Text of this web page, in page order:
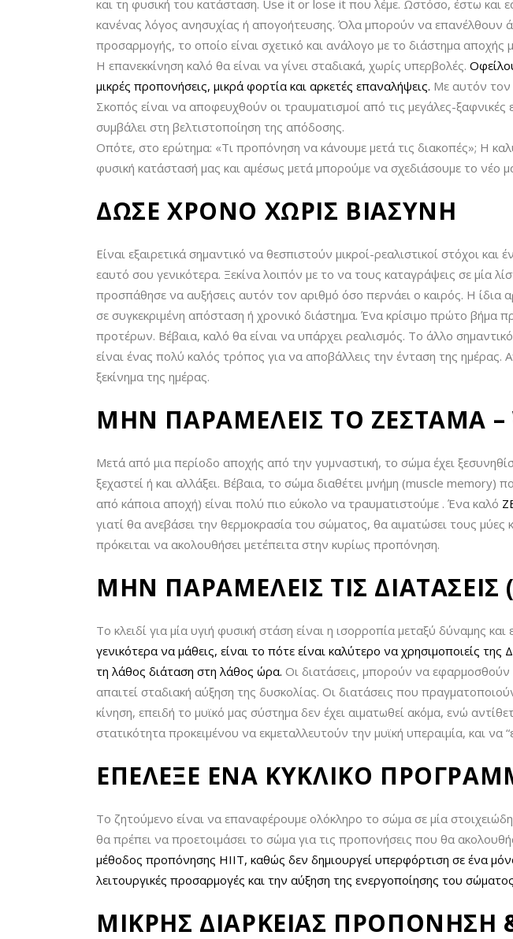
και τη φυσική του κατάσταση. Use it or lose it που λέμε. Ωστόσο, έστω και
κανένας λόγος ανησυχίας ή απογοήτευσης. Όλα μπορούν να επανέλθουν
προσαρμογής, το οποίο είναι σχετικό και ανάλογο με το διάστημα αποχής
Η επανεκκίνηση καλό θα είναι να γίνει σταδιακά, χωρίς υπερβολές.
μικρές προπονήσεις, μικρά φορτία και αρκετές επαναλήψεις. Με αυτόν τον
Σκοπός είναι να αποφευχθούν οι τραυματισμοί από τις μεγάλες-
συμβάλει στη βελτιστοποίηση της απόδοσης.
Οπότε, στο ερώτημα: «Τι προπόνηση να κάνουμε μετά τις διακοπές»; Η
φυσική κατάστασή μας και αμέσως μετά μπορούμε να σχεδιάσουμε το νέο
ΔΩΣΕ ΧΡΟΝΟ ΧΩΡΙΣ ΒΙΑΣΥΝΗ
Είναι εξαιρετικά σημαντικό να θεσπιστούν μικροί-ρεαλιστικοί στόχοι
εαυτό σου γενικότερα. Ξεκίνα λοιπόν με το να τους καταγράψεις σε μία
προσπάθησε να αυξήσεις αυτόν τον αριθμό όσο περνάει ο καιρός. Η ίδια
σε συγκεκριμένη απόσταση ή χρονικό διάστημα. Ένα κρίσιμο πρώτο
προτέρων. Βέβαια, καλό θα είναι να υπάρχει ρεαλισμός. Το άλλο
είναι ένας πολύ καλός τρόπος για να αποβάλλεις την ένταση της
ξεκίνημα της ημέρας.
ΜΗΝ ΠΑΡΑΜΕΛΕΙΣ ΤΟ ΖΕΣΤΑΜΑ –
Μετά από μια περίοδο αποχής από την γυμναστική, το σώμα έχει
ξεχαστεί ή και αλλάξει. Βέβαια, το σώμα διαθέτει μνήμη (muscle
από κάποια αποχή) είναι πολύ πιο εύκολο να τραυματιστούμε . Ένα καλό
γιατί θα ανεβάσει την θερμοκρασία του σώματος, θα αιματώσει τους
πρόκειται να ακολουθήσει μετέπειτα στην κυρίως προπόνηση.
ΜΗΝ ΠΑΡΑΜΕΛΕΙΣ ΤΙΣ
Το κλειδί για μία υγιή φυσική στάση είναι η ισορροπία μεταξύ δύναμης και
γενικότερα να μάθεις, είναι το πότε είναι καλύτερο να χρησιμοποιείς
τη λάθος διάταση στη λάθος ώρα. Οι διατάσεις, μπορούν να
απαιτεί σταδιακή αύξηση της δυσκολίας. Οι διατάσεις που
κίνηση, επειδή το μυϊκό μας σύστημα δεν έχει αιματωθεί ακόμα, ενώ
στατικότητα προκειμένου να εκμεταλλευτούν την μυϊκή υπεραιμία, και να
ΕΠΕΛΕΞΕ ΕΝΑ ΚΥΚΛΙΚΟ
Το ζητούμενο είναι να επαναφέρουμε ολόκληρο το σώμα σε μία
θα πρέπει να προετοιμάσει το σώμα για τις προπονήσεις που θα
μέθοδος προπόνησης ΗΙΙΤ, καθώς δεν δημιουργεί υπερφόρτιση σε ένα
λειτουργικές προσαρμογές και την αύξηση της ενεργοποίησης του
ΜΙΚΡΗΣ ΔΙΑΡΚΕΙΑΣ ΠΡΟΠΟΝΗΣΗ